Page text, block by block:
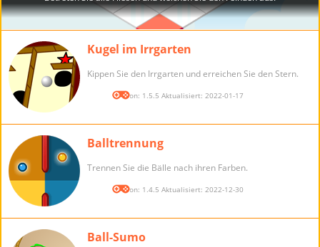
Kugel im Irrgarten
Kippen Sie den Irrgarten und erreichen Sie den Stern.
Version: 1.5.5 Aktualisiert: 2022-01-17
Balltrennung
Trennen Sie die Bälle nach ihren Farben.
Version: 1.4.5 Aktualisiert: 2022-12-30
Ball-Sumo